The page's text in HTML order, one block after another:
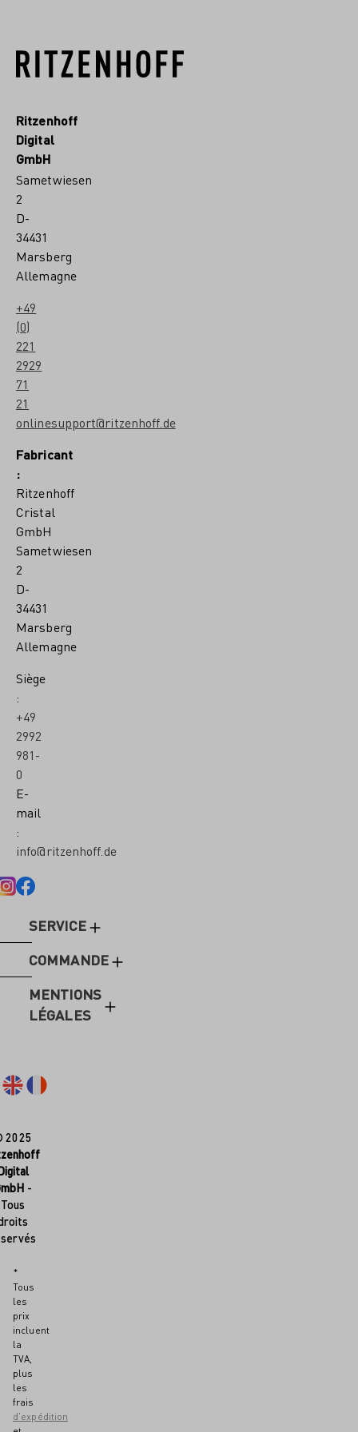
Ritzenhoff
Digital
GmbH
Sametwiesen
2
D-
34431
Marsberg
Allemagne
+49
(0)
221
2929
71
21
onlinesupport@ritzenhoff.de
Fabricant
:
Ritzenhoff
Cristal
GmbH
Sametwiesen
2
D-
34431
Marsberg
Allemagne
Siège
:
+49
2992
981-
0
E-
mail
:
info@ritzenhoff.de
SERVICE
COMMANDE
MENTIONS
LÉGALES
2025
-
Tous
*
Tous
les
prix
incluent
la
TVA,
plus
les
frais
d'expédition